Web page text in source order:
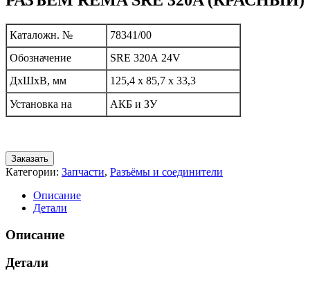
Каталожн. №
78341/00
Обозначение
SRE 320А 24V
ДхШхВ, мм
125,4 х 85,7 х 33,3
Установка на
АКБ и ЗУ
Заказать
Категории: Запчасти, Разъёмы и соединители
Описание
Детали
Описание
Детали